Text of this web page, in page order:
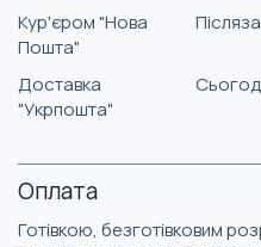
Кур'єром "Нова
Пошта"
Доставка
"Укрпошта"
Оплата
Готівкою, безготівковим